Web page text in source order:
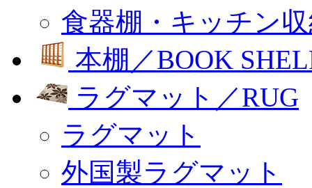
食器棚・キッチン
本棚／BOOK
ラグマット／RUG
ラグマット
外国製ラグマット